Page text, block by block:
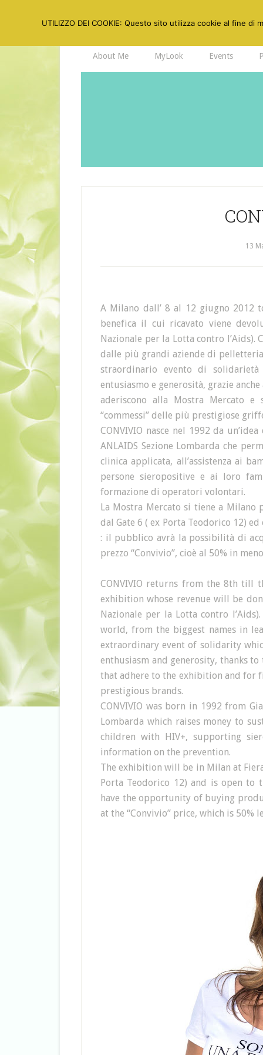
About Me MyLook Events
13
A Milano dall’ 8 al 12 giugno 2012
benefica il cui ricavato viene
Nazionale per la Lotta contro
dalle più grandi aziende di
straordinario evento di
entusiasmo e generosità, grazie
aderiscono alla Mostra Mercato
“commessi” delle più prestigiose
CONVIVIO nasce nel 1992 da
ANLAIDS Sezione Lombarda che
clinica applicata, all’assistenza ai
persone sieropositive e ai loro
formazione di operatori volontari.
La Mostra Mercato si tiene a Milano
dal Gate 6 ( ex Porta Teodorico 12)
: il pubblico avrà la possibilità di
prezzo “Convivio”, cioè al 50% in
CONVIVIO returns from the 8th till
exhibition whose revenue will be
Nazionale per la Lotta contro
world, from the biggest names in
extraordinary event of solidarity
enthusiasm and generosity, thanks
that adhere to the exhibition and for
prestigious brands.
CONVIVIO was born in 1992 from
Lombarda which raises money to
children with HIV+, supporting
information on the prevention.
The exhibition will be in Milan at
Porta Teodorico 12) and is open
have the opportunity of buying
at the “Convivio” price, which is 50%
UTILIZZO DEI COOKIE: Questo sito utilizza cookie al fine